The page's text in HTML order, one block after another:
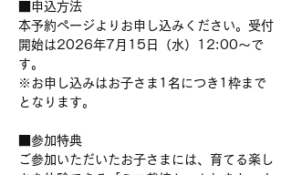
■申込方法
本予約ページよりお申し込みください。受付
開始は2026年7月15日（水）12:00～で
す。
※お申し込みはお子さま1名につき1枠まで
となります。
■参加特典
ご参加いただいたお子さまには、育てる楽し